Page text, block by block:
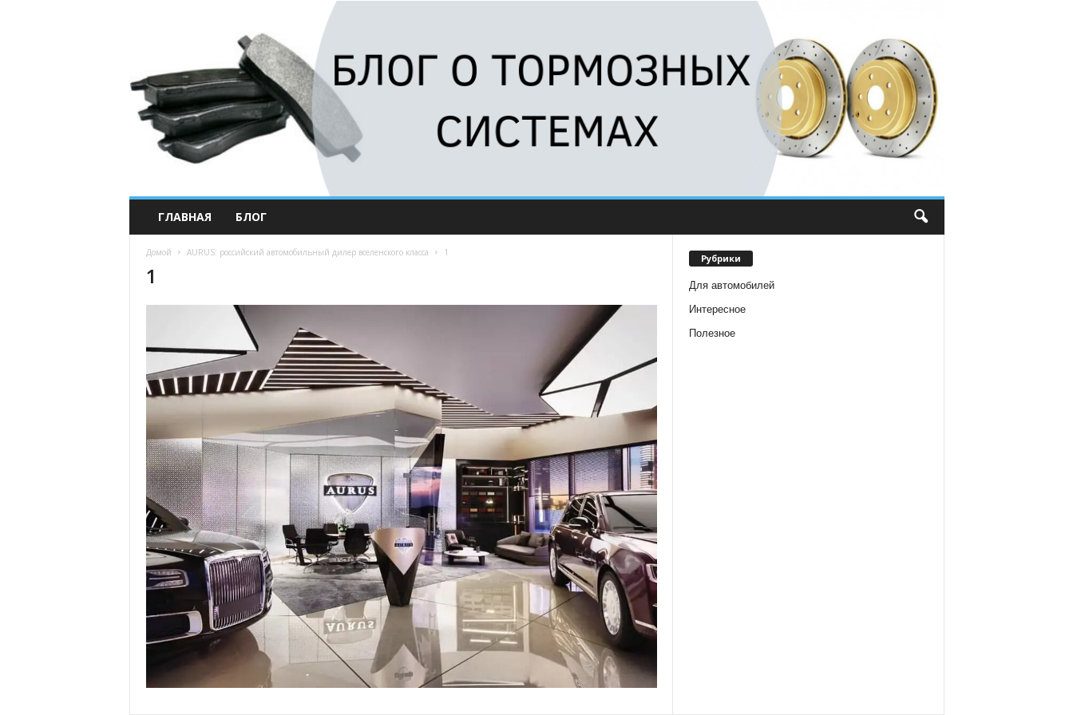
ГЛАВНАЯ БЛОГ
Домой AURUS: российский автомобильный дилер вселенского класса 1
1
Рубрики
Для автомобилей
Интересное
Полезное